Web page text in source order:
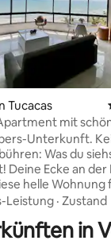
5,0 von 5,
Tucacas
mit
Unterkunft.
Was du
in
helle Wohnung
dir eine
und 2
Leistung · Zustand
in